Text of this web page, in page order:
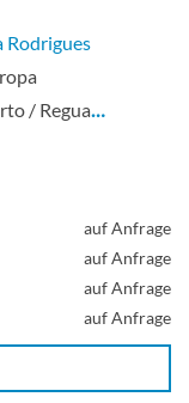
Rodrigues
/ Regua…
auf Anfrage
auf Anfrage
auf Anfrage
auf Anfrage